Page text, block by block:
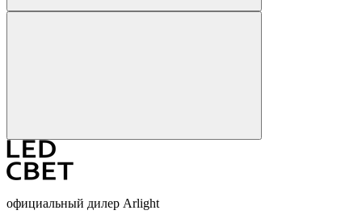
официальный дилер Arlight